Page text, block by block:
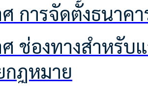
ศ การจัดตั้งธนา
ฎหมาย